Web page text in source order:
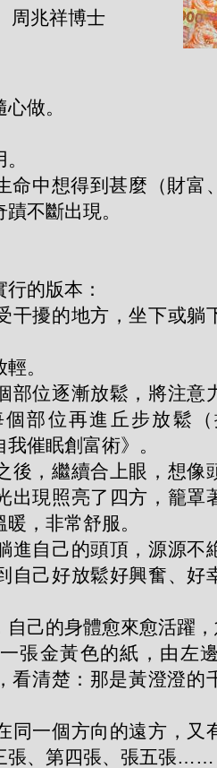
周兆祥博士
做。
命中想得到甚麼（財富
不斷出現。
的版本：
干擾的地方，坐下或躺
。
部位逐漸放鬆，將注意
部位再進丘步放鬆
催眠創富術》。
後，繼續合上眼，想像
出現照亮了四方，籠罩
，非常舒服。
進自己的頭頂，源源不
自己好放鬆好興奮、好
自己的身體愈來愈活躍
張金黃色的紙，由左
清楚：那是黃澄澄的
同一個方向的遠方，又
張、第四張、張五張……